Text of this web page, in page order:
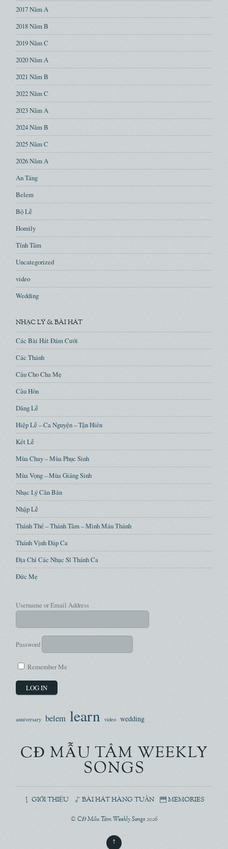
2017 Năm A
2018 Năm B
2019 Năm C
2020 Năm A
2021 Năm B
2022 Năm C
2023 Năm A
2024 Năm B
2025 Năm C
2026 Năm A
An Táng
Belem
Bộ Lễ
Homily
Tỉnh Tâm
Uncategorized
video
Wedding
NHẠC LÝ & BÀI HÁT
Các Bài Hát Đám Cưới
Các Thánh
Cầu Cho Cha Mẹ
Cầu Hồn
Dâng Lễ
Hiệp Lễ – Ca Nguyện – Tận Hiến
Kết Lễ
Mùa Chay – Mùa Phục Sinh
Mùa Vọng – Mùa Giáng Sinh
Nhạc Lý Căn Bản
Nhập Lễ
Thánh Thể – Thánh Tâm – Mình Máu Thánh
Thánh Vịnh Đáp Ca
Địa Chỉ Các Nhạc Sĩ Thánh Ca
Đức Mẹ
Username or Email Address
Password
Remember Me
anniversary belem learn video wedding
CĐ MẪU TÂM WEEKLY
SONGS
GIỚI THIỆU BÀI HÁT HÀNG TUẦN MEMORIES
© CĐ Mẫu Tâm Weekly Songs2026
↑